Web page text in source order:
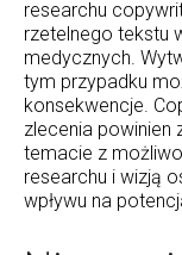
researchu
rzetelnego tekstu
medycznych.
tym przypadku
konsekwencje.
zlecenia powinien
temacie z
researchu i wizją
wpływu na